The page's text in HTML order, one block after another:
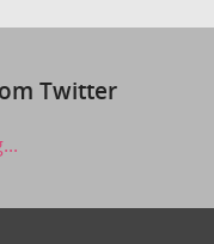
Twitter